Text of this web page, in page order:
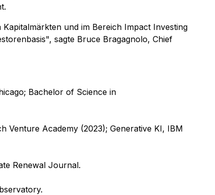
und im Bereich Impact Investing
sagte Bruce Bragagnolo, Chief
Bachelor of Science in
Venture Academy (2023); Generative KI, IBM
Renewal Journal.